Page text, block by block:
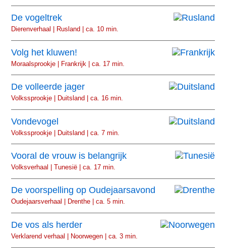
De vogeltrek
Dierenverhaal | Rusland | ca. 10 min.
Volg het kluwen!
Moraalsprookje | Frankrijk | ca. 17 min.
De volleerde jager
Volkssprookje | Duitsland | ca. 16 min.
Vondevogel
Volkssprookje | Duitsland | ca. 7 min.
Vooral de vrouw is belangrijk
Volksverhaal | Tunesië | ca. 17 min.
De voorspelling op Oudejaarsavond
Oudejaarsverhaal | Drenthe | ca. 5 min.
De vos als herder
Verklarend verhaal | Noorwegen | ca. 3 min.